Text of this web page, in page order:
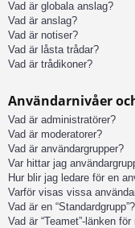
Vad är globala anslag?
Vad är anslag?
Vad är notiser?
Vad är låsta trådar?
Vad är trådikoner?
Användarnivåer
Vad är administratörer?
Vad är moderatorer?
Vad är användargrupper?
Var hittar jag
Hur blir jag ledare för en
Varför visas vissa
Vad är en “Standardgrupp”?
Vad är “Teamet”-länken för